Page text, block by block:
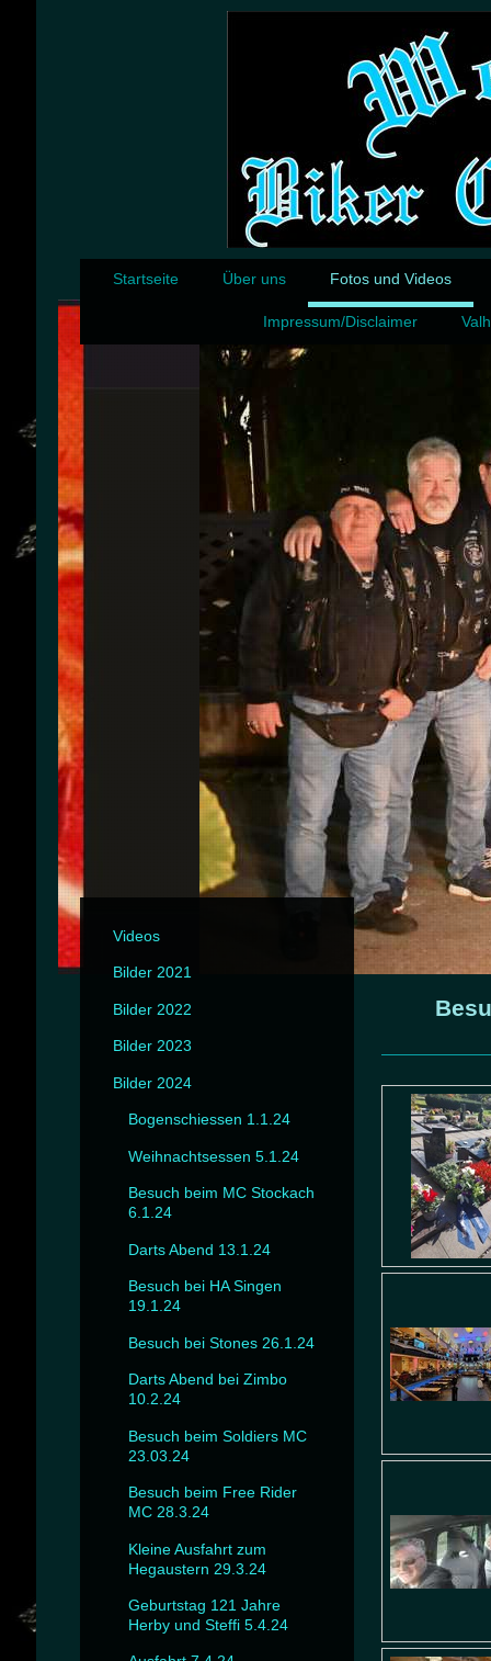
Startseite Über uns Fotos und Videos
Impressum/Disclaimer
Videos
Bilder 2021
Bilder 2022
Bilder 2023
Bilder 2024
Bogenschiessen 1.1.24
Weihnachtsessen 5.1.24
Besuch beim MC Stockach
6.1.24
Darts Abend 13.1.24
Besuch bei HA Singen
19.1.24
Besuch bei Stones 26.1.24
Darts Abend bei Zimbo
10.2.24
Besuch beim Soldiers MC
23.03.24
Besuch beim Free Rider
MC 28.3.24
Kleine Ausfahrt zum
Hegaustern 29.3.24
Geburtstag 121 Jahre
Herby und Steffi 5.4.24